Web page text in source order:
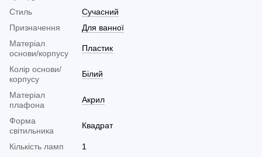
Стиль
Сучасний
Призначення
Для ванної
Матеріал
основи/корпусу
Пластик
Колір основи/
корпусу
Білий
Матеріал
плафона
Акрил
Форма
світильника
Квадрат
Кількість ламп
1